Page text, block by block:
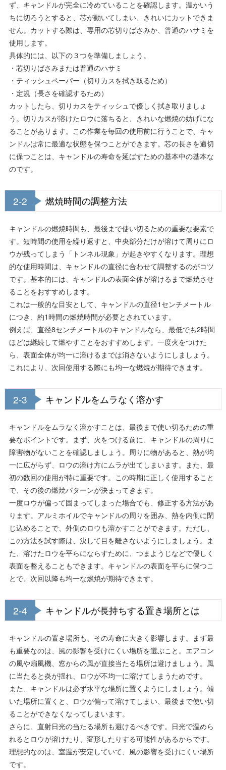
ず、キャンドルが完全に冷めていることを確認します。温かいう
ちに切ろうとすると、芯が動いてしまい、きれいにカットできま
せん。カットする際は、専用の芯切りばさみか、普通のハサミを
使用します。
具体的には、以下の３つを準備しましょう。
・芯切りばさみまたは普通のハサミ
・ティッシュペーパー（切りカスを拭き取るため）
・定規（長さを確認するため）
カットしたら、切りカスをティッシュで優しく拭き取りましょ
う。切りカスが溶けたロウに落ちると、きれいな燃焼の妨げにな
ることがあります。この作業を毎回の使用前に行うことで、キャ
ンドルは常に最適な状態を保つことができます。芯の長さを適切
に保つことは、キャンドルの寿命を延ばすための基本中の基本な
のです。
2-2 燃焼時間の調整方法
キャンドルの燃焼時間も、最後まで使い切るための重要な要素で
す。短時間の使用を繰り返すと、中央部分だけが溶けて周りにロ
ウが残ってしまう「トンネル現象」が起きやすくなります。理想
的な使用時間は、キャンドルの直径に合わせて調整するのがコツ
です。基本的には、キャンドルの表面全体が溶けるまで燃焼させ
ることをおすすめします。
これは一般的な目安として、キャンドルの直径1センチメートル
につき、約1時間の燃焼時間が必要とされています。
例えば、直径8センチメートルのキャンドルなら、最低でも2時間
ほどは継続して燃やすことをおすすめします。一度火をつけた
ら、表面全体が均一に溶けるまでは消さないようにしましょう。
これにより、次回使用する際にも均一な燃焼が期待できます。
2-3 キャンドルをムラなく溶かす
キャンドルをムラなく溶かすことは、最後まで使い切るための重
要なポイントです。まず、火をつける前に、キャンドルの周りに
障害物がないことを確認しましょう。周りに物があると、熱が均
一に広がらず、ロウの溶け方にムラが出てしまいます。また、最
初の数回の使用が特に重要です。この時期に正しく使用すること
で、その後の燃焼パターンが決まってきます。
一度ロウが偏って固まってしまった場合でも、修正する方法があ
ります。アルミホイルでキャンドルの周りを囲み、熱を内側に閉
じ込めることで、外側のロウも溶かすことができます。ただし、
この方法を試す際は、決して目を離さないようにしましょう。ま
た、溶けたロウを平らにならすために、つまようじなどで優しく
表面を整えることもできます。キャンドルの表面を平らに保つこ
とで、次回以降も均一な燃焼が期待できます。
2-4 キャンドルが長持ちする置き場所とは
キャンドルの置き場所も、その寿命に大きく影響します。まず最
も重要なのは、風の影響を受けにくい場所を選ぶこと。エアコン
の風や扇風機、窓からの風が直接当たる場所は避けましょう。風
に当たると炎が揺れ、ロウが不均一に溶けてしまうためです。
また、キャンドルは必ず水平な場所に置くようにしましょう。傾
いた場所に置くと、ロウが偏って溶けてしまい、最後まで使い切
ることができなくなってしまいます。
さらに、直射日光の当たる場所も避けるべきです。日光で温めら
れるとロウが溶けたり、変形したりする可能性があるからです。
理想的なのは、室温が安定していて、風の影響を受けにくい場所
です。